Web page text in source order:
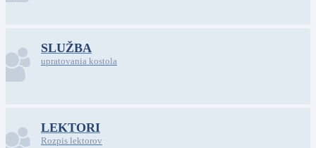
SLUŽBA
upratovania kostola
LEKTORI
Rozpis lektorov